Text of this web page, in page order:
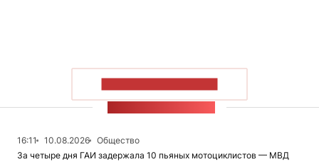
16:11 10.08.2026
Общество
За четыре дня ГАИ задержала 10 пьяных мотоциклистов — МВД